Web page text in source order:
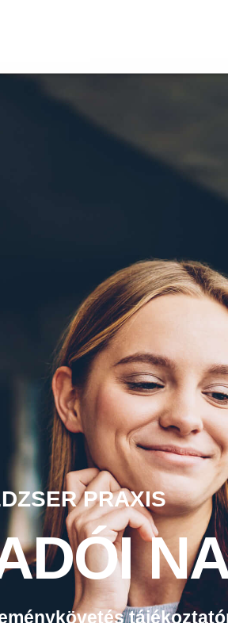
DZSER PRAXIS
DÓI N
ménykövetés tájékoztató